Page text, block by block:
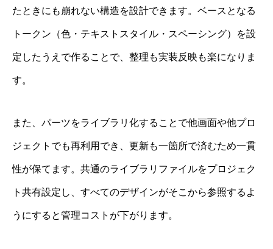
たときにも崩れない構造を設計できます。ベースとなる
トークン（色・テキストスタイル・スペーシング）を設
定したうえで作ることで、整理も実装反映も楽になりま
す。
また、パーツをライブラリ化することで他画面や他プロ
ジェクトでも再利用でき、更新も一箇所で済むため一貫
性が保てます。共通のライブラリファイルをプロジェク
ト共有設定し、すべてのデザインがそこから参照するよ
うにすると管理コストが下がります。